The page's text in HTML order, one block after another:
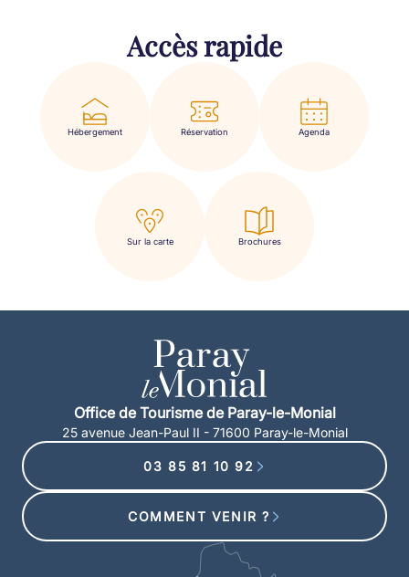
Accès rapide
Hébergement Réservation Agenda
Sur la carte Brochures
Office de Tourisme de Paray-le-Monial
25 avenue Jean-Paul II - 71600 Paray-le-Monial
03 85 81 10 92
COMMENT VENIR ?